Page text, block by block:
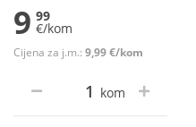
9 99
€/kom
Cijena za j.m.: 9,99 €/kom
kom